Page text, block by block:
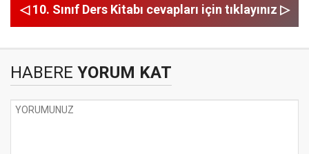
◁ 10. Sınıf Ders Kitabı cevapları için tıklayınız ▷
HABERE YORUM KAT